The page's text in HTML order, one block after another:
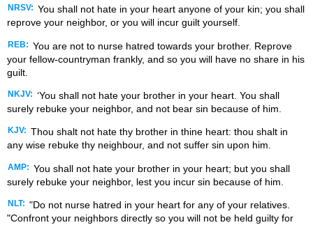
NRSV: You shall not hate in your heart anyone of your kin; you shall
reprove your neighbor, or you will incur guilt yourself.
REB: You are not to nurse hatred towards your brother. Reprove
your fellow-countryman frankly, and so you will have no share in his
guilt.
NKJV: ‘You shall not hate your brother in your heart. You shall
surely rebuke your neighbor, and not bear sin because of him.
KJV: Thou shalt not hate thy brother in thine heart: thou shalt in
any wise rebuke thy neighbour, and not suffer sin upon him.
AMP: You shall not hate your brother in your heart; but you shall
surely rebuke your neighbor, lest you incur sin because of him.
NLT: "Do not nurse hatred in your heart for any of your relatives.
"Confront your neighbors directly so you will not be held guilty for